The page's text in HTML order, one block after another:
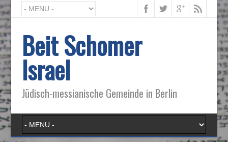
Beit Schomer
Israel
Jüdisch-messianische Gemeinde in Berlin